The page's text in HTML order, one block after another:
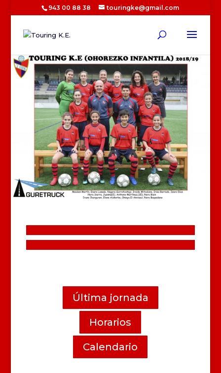
943 00 88 38 touringke@gmail.com
Última jornada
Horarios
Calendario